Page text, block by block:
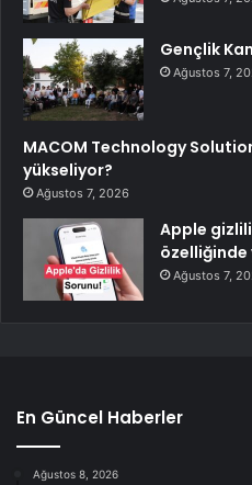
Gençlik
Ağustos 7,
MACOM Technology
yükseliyor?
Ağustos 7, 2026
Apple
özelliğinde
Ağustos 7,
En Güncel Haberler
Ağustos 8, 2026